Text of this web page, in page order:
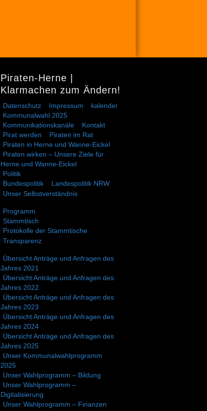
Piraten-Herne |
Klarmachen zum Ändern!
Datenschutz Impressum
kalender
Kommunalwahl 2025
Kommunikationskanäle
Kontakt
Pirat werden
Piraten im Rat
Piraten in Herne und Wanne-Eickel
Piraten wirken – Unsere Ziele für
Herne und Wanne-Eickel
Politik
Bundespolitik
Landespolitik NRW
Unser Selbstverständnis
Programm
Stammtisch
Protokolle der Stammtische
Transparenz
Übersicht Anträge und Anfragen des
Jahres 2021
Übersicht Anträge und Anfragen des
Jahres 2022
Übersicht Anträge und Anfragen des
Jahres 2023
Übersicht Anträge und Anfragen des
Jahres 2024
Übersicht Anträge und Anfragen des
Jahres 2025
Unser Kommunalwahlprogramm
2025
Unser Wahlprogramm – Bildung
Unser Wahlprogramm –
Digitalisierung
Unser Wahlprogramm – Finanzen